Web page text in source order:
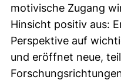
motivische Zugang
Hinsicht positiv aus:
Perspektive auf
und eröffnet neue,